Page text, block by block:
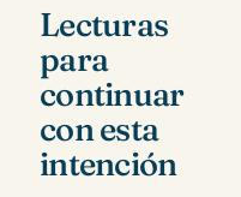
Lecturas
para
continuar
con esta
intención